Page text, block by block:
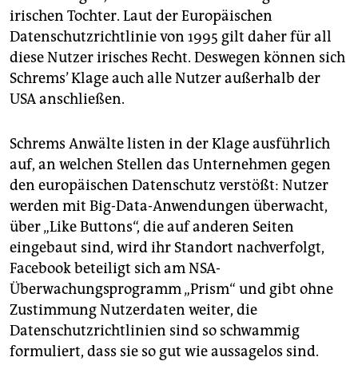
irischen Tochter. Laut der Europäischen
Datenschutzrichtlinie von 1995 gilt daher für all
diese Nutzer irisches Recht. Deswegen können sich
Schrems’ Klage auch alle Nutzer außerhalb der
USA anschließen.
Schrems Anwälte listen in der Klage ausführlich
auf, an welchen Stellen das Unternehmen gegen
den europäischen Datenschutz verstößt: Nutzer
werden mit Big-Data-Anwendungen überwacht,
über „Like Buttons“, die auf anderen Seiten
eingebaut sind, wird ihr Standort nachverfolgt,
Facebook beteiligt sich am NSA-
Überwachungsprogramm „Prism“ und gibt ohne
Zustimmung Nutzerdaten weiter, die
Datenschutzrichtlinien sind so schwammig
formuliert, dass sie so gut wie aussagelos sind.